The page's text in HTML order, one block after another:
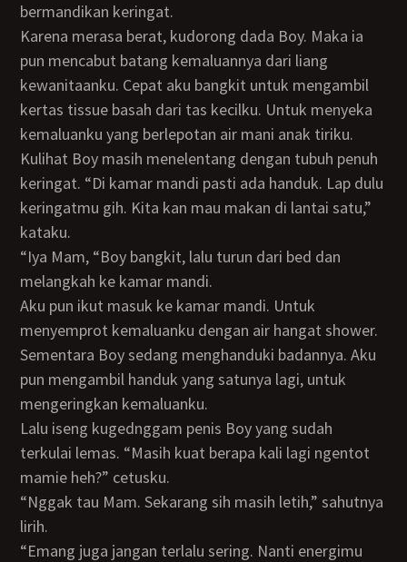
bermandikan keringat.
Karena merasa berat, kudorong dada Boy. Maka ia
pun mencabut batang kemaluannya dari liang
kewanitaanku. Cepat aku bangkit untuk mengambil
kertas tissue basah dari tas kecilku. Untuk menyeka
kemaluanku yang berlepotan air mani anak tiriku.
Kulihat Boy masih menelentang dengan tubuh penuh
keringat. “Di kamar mandi pasti ada handuk. Lap dulu
keringatmu gih. Kita kan mau makan di lantai satu,”
kataku.
“Iya Mam, “Boy bangkit, lalu turun dari bed dan
melangkah ke kamar mandi.
Aku pun ikut masuk ke kamar mandi. Untuk
menyemprot kemaluanku dengan air hangat shower.
Sementara Boy sedang menghanduki badannya. Aku
pun mengambil handuk yang satunya lagi, untuk
mengeringkan kemaluanku.
Lalu iseng kugednggam penis Boy yang sudah
terkulai lemas. “Masih kuat berapa kali lagi ngentot
mamie heh?” cetusku.
“Nggak tau Mam. Sekarang sih masih letih,” sahutnya
lirih.
“Emang juga jangan terlalu sering. Nanti energimu